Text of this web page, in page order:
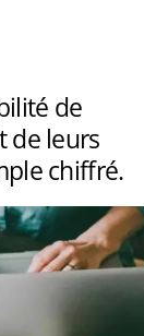
de
de leurs
chiffré.